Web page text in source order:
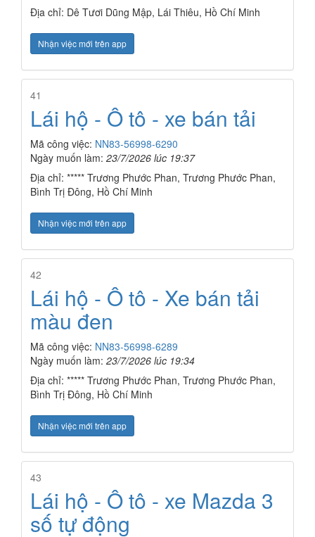
Địa chỉ: Dê Tươi Dũng Mập, Lái Thiêu, Hồ Chí Minh
Nhận việc mới trên app
41
Lái hộ - Ô tô - xe bán tải
Mã công việc: NN83-56998-6290
Ngày muốn làm: 23/7/2026 lúc 19:37
Địa chỉ: ***** Trương Phước Phan, Trương Phước Phan,
Bình Trị Đông, Hồ Chí Minh
Nhận việc mới trên app
42
Lái hộ - Ô tô - Xe bán tải
màu đen
Mã công việc: NN83-56998-6289
Ngày muốn làm: 23/7/2026 lúc 19:34
Địa chỉ: ***** Trương Phước Phan, Trương Phước Phan,
Bình Trị Đông, Hồ Chí Minh
Nhận việc mới trên app
43
Lái hộ - Ô tô - xe Mazda 3
số tự động